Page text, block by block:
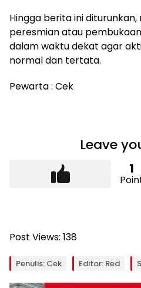
Hingga berita ini
peresmian atau
dalam waktu dekat agar
normal dan tertata.
Pewarta : Cek
Leave
1
Post Views: 138
Penulis: Cek Editor: Red